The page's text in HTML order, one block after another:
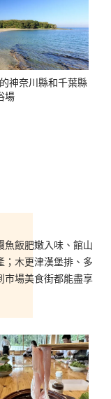
神奈川縣和千葉縣
場
魚飯肥嫩入味、館山
；木更津漢堡排、多
市場美食街都能盡享